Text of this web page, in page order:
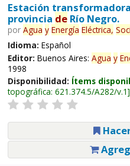
Estación
provincia deRío Negro.
por Agua y Energía Eléctrica,
Idioma: Español
Editor: Buenos Aires: Agua y
1998
Disponibilidad: Ítems
topográfica: 621.374.5/A282/v.1